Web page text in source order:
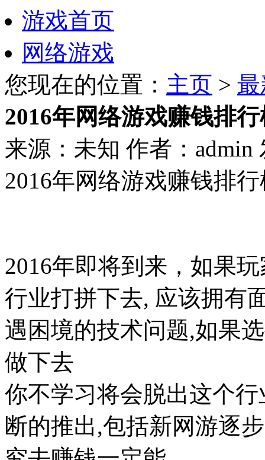
游戏首页
网络游戏
您现在的位置： 主页 >
2016年网络游戏赚钱排
来源：未知 作者：admin
2016年网络游戏赚钱排
2016年即将到来，如果
行业打拼下去, 应该拥有
遇困境的技术问题,如果
做下去
你不学习将会脱出这个
断的推出,包括新网游逐